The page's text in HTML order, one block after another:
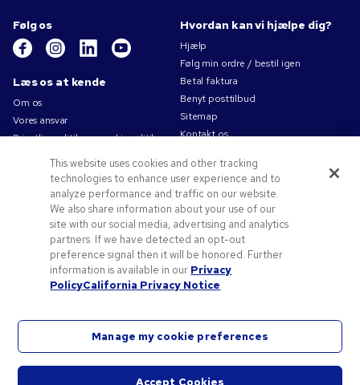
Følg os
Læs os at kende
Om os
Vores ansvar
Privatlivspolitik og cookiepolitik
Brugsvilkår
Salgsbetingelser
Karriere i Pens.com
Tilbud og ressourcer
Reklameartikler
Rabatkoder og -kuponer
Logoideer
Hvordan kan vi hjælpe dig?
Hjælp
Følg min ordre / bestil igen
Betal faktura
Benyt posttilbud
Sitemap
Kontakt os
©2026National Pen Company. Alle rettigheder forbeholdes. Pens.com og dets logo er
varemærker tilhørende National Pen Company. Alle andre varemærker tilhører deres
This website uses cookies and other tracking
technologies to enhance user experience and to
analyze performance and traffic on our website.
We also share information about your use of our
site with our social media, advertising and analytics
partners. If we have detected an opt-out
preference signal then it will be honored. Further
information is available in our Privacy
PolicyCalifornia Privacy Notice
Manage my cookie preferences
Accept Cookies